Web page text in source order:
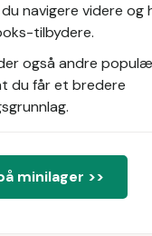
navigere videre og
tilbydere.
også andre
du får et bredere
minilager >>